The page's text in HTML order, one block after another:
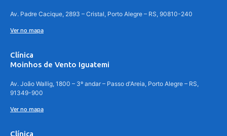
Av. Padre Cacique, 2893 – Cristal, Porto Alegre – RS, 90810-240
Ver no mapa
Clínica
Moinhos de Vento Iguatemi
Av. João Wallig, 1800 – 3º andar – Passo d'Areia, Porto Alegre – RS,
91349-900
Ver no mapa
Clínica